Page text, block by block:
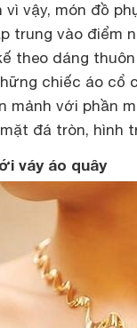
vì vậy, món đồ
trung vào điểm
theo dáng
chiếc áo cổ
mảnh với phần
đá tròn, hình
váy áo quây